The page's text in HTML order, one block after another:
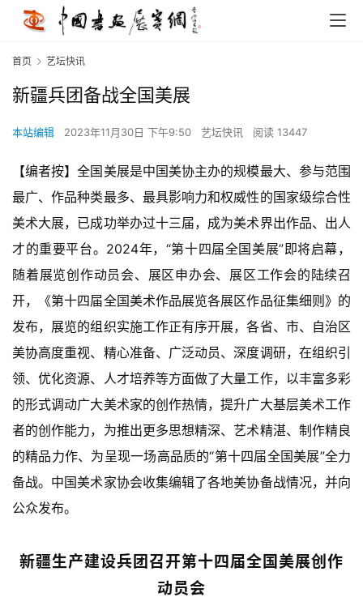
首页 艺坛快讯
新疆兵团备战全国美展
本站编辑 2023年11月30日 下午9:50 艺坛快讯 阅读 13447
【编者按】全国美展是中国美协主办的规模最大、参与范围
最广、作品种类最多、最具影响力和权威性的国家级综合性
美术大展，已成功举办过十三届，成为美术界出作品、出人
才的重要平台。2024年，“第十四届全国美展”即将启幕，
随着展览创作动员会、展区申办会、展区工作会的陆续召
开，《第十四届全国美术作品展览各展区作品征集细则》的
发布，展览的组织实施工作正有序开展，各省、市、自治区
美协高度重视、精心准备、广泛动员、深度调研，在组织引
领、优化资源、人才培养等方面做了大量工作，以丰富多彩
的形式调动广大美术家的创作热情，提升广大基层美术工作
者的创作能力，为推出更多思想精深、艺术精湛、制作精良
的精品力作、为呈现一场高品质的“第十四届全国美展”全力
备战。中国美术家协会收集编辑了各地美协备战情况，并向
公众发布。
新疆生产建设兵团召开第十四届全国美展创作
动员会